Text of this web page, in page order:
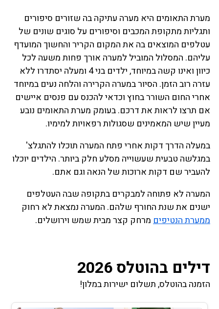
מערת התאומים היא מערה עתיקה בה שזורים סיפורים
ותגליות מתקופת המכבים וסיפורים על סוגים שונים של
עטלפים המוצאים בה את המקום הקריר והחשוך המועדף
עליהם. המסלול המוביל למערה אורך פחות משעה לכל
כיוון ואינו קשה במיוחד, ילדים בני 4 ומעלה יסתדרו ללא
עזרה רוב הזמן. הסיור במערה הקרירה והלחה נעים במיוחד
אחרי החום השורר בחוץ וכדאי להכנס עם פנסים איישים
אם תרצו לראות את דרכם. בעומק מערת התאומים נובע
מעיין שיש המאמינים שסגולות רפאויות למימיו.
במעלה הדרך דקות אחרי פתח המערה תוכלו להתגלצ'
במגלשה טבעית שעשוייה מסלע חלק ביותר. הילדים יוכלו
להעביר שם דקות ארוכות של הנאה וגם אתם.
המערה לא פתוחה למבקרים בתקופה שבה העטלפים
ישנים את שנת החורף שלהם. המערה נמצאת לא רחוק
ממערת הנטיפיםמרחק קצר מבית שמש וירושלים.
דילים בהוטלס 2026
הזמנה בהוטלס, תשלום ישירות במלון!